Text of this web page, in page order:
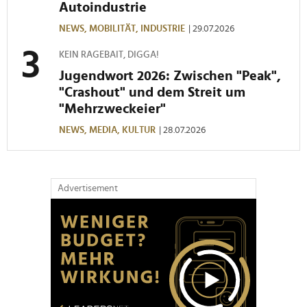
Autoindustrie
NEWS, MOBILITÄT, INDUSTRIE | 29.07.2026
KEIN RAGEBAIT, DIGGA!
Jugendwort 2026: Zwischen "Peak",
"Crashout" und dem Streit um
"Mehrzweckeier"
NEWS, MEDIA, KULTUR | 28.07.2026
Advertisement